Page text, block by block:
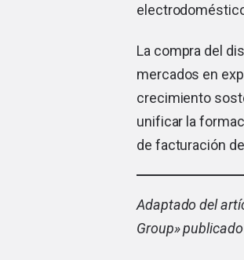
La compra del
mercados en
crecimiento
unificar la
de facturación
Adaptado del
Group»